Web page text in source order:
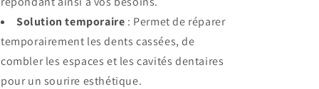
Solution temporaire : Permet de réparer
temporairement les dents cassées, de
combler les espaces et les cavités dentaires
pour un sourire esthétique.